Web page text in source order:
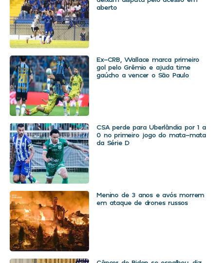
aberto
Ex-CRB, Wallace marca primeiro
gol pelo Grêmio e ajuda time
gaúcho a vencer o São Paulo
CSA perde para Uberlândia por 1 a
0 no primeiro jogo do mata-mata
da Série D
Menino de 3 anos e avós morrem
em ataque de drones russos